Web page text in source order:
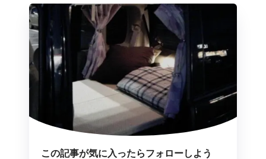
この記事が気に入ったらフォローしよう